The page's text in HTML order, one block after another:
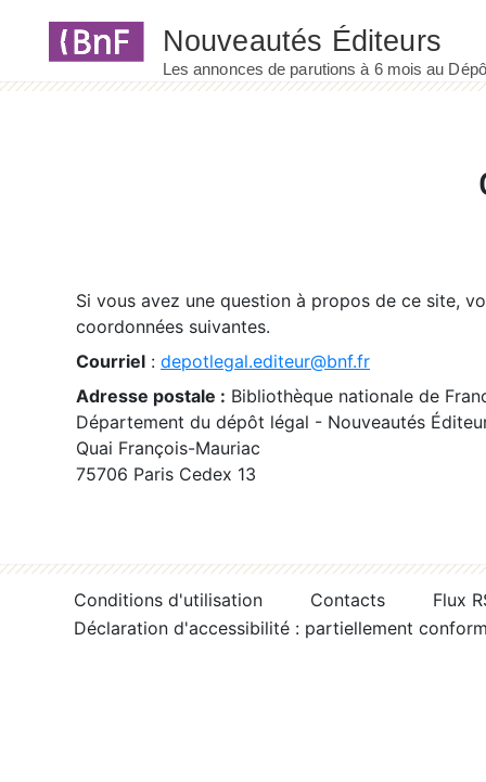
Si vous avez une question à propos de ce site,
coordonnées suivantes.
Courriel : depotlegal.editeur@bnf.fr
Adresse postale : Bibliothèque nationale de
Département du dépôt légal - Nouveautés
Quai François-Mauriac
75706 Paris Cedex 13
Conditions d'utilisation Contacts
Flux
Déclaration d'accessibilité : partiellement